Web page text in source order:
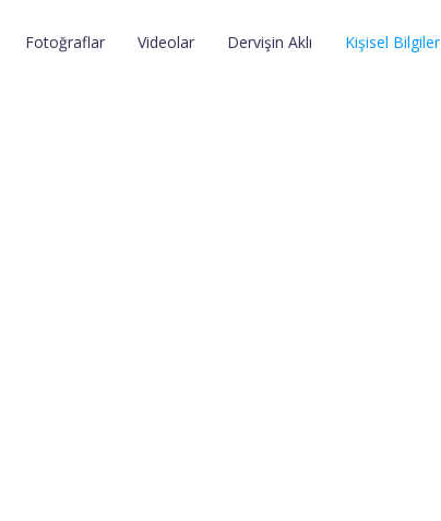
Fotoğraflar Videolar Dervişin Aklı Kişisel Bilgiler